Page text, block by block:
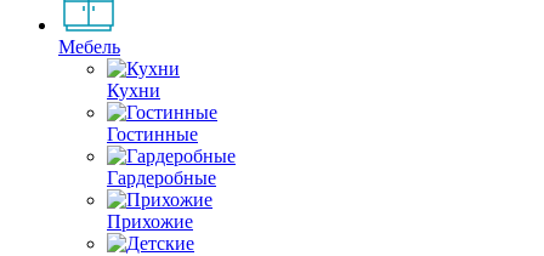
Мебель
Кухни
Гостинные
Гардеробные
Прихожие